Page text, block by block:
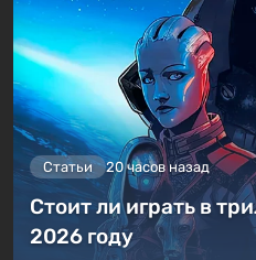
Статьи 20 часов назад
Стоит ли играть в
2026 году